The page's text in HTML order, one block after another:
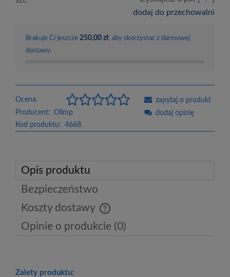
dodaj do przechowalni
Brakuje Ci jeszcze 250,00 zł, aby skorzystać z darmowej
dostawy.
Ocena:
Producent: Olimp
Kod produktu: 4668
zapytaj o produkt
dodaj opinię
Opis produktu
Bezpieczeństwo
Koszty dostawy
Cena nie zawiera ewentualnych kosztów płatności
Opinie o produkcie (0)
Zalety produktu: